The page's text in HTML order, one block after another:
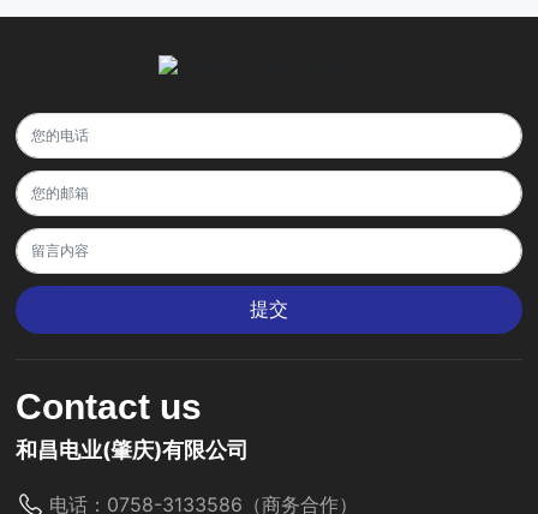
提交
Contact us
和昌电业(肇庆)有限公司
电话： 0758-3133586 （商务合作）